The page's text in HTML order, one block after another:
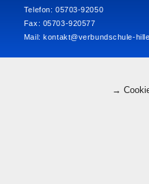
Telefon: 05703-92050
Fax: 05703-920577
Mail:kontakt@verbundschule-
→